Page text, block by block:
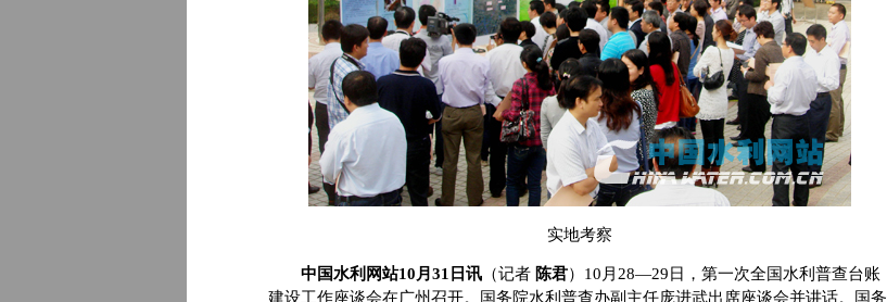
实地考察
中国水利网站10月31日讯 （记者 陈君）10月28—29日，第一次全国水利普查台账
建设工作座谈会在广州召开。国务院水利普查办副主任庞进武出席座谈会并讲话。国务